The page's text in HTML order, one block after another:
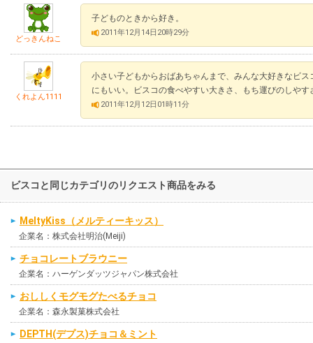
どっきんねこ
子どものときから好き。
2011年12月14日20時29分
くれよん1111
小さい子どもからおばあちゃんまで、みんな大好きなビ
にもいい。ビスコの食べやすい大きさ、もち運びのしや
2011年12月12日01時11分
ビスコと同じカテゴリのリクエスト商品をみる
MeltyKiss（メルティーキッス）
企業名：株式会社明治(Meiji)
チョコレートブラウニー
企業名：ハーゲンダッツジャパン株式会社
おししくモグモグたべるチョコ
企業名：森永製菓株式会社
DEPTH(デプス)チョコ＆ミント